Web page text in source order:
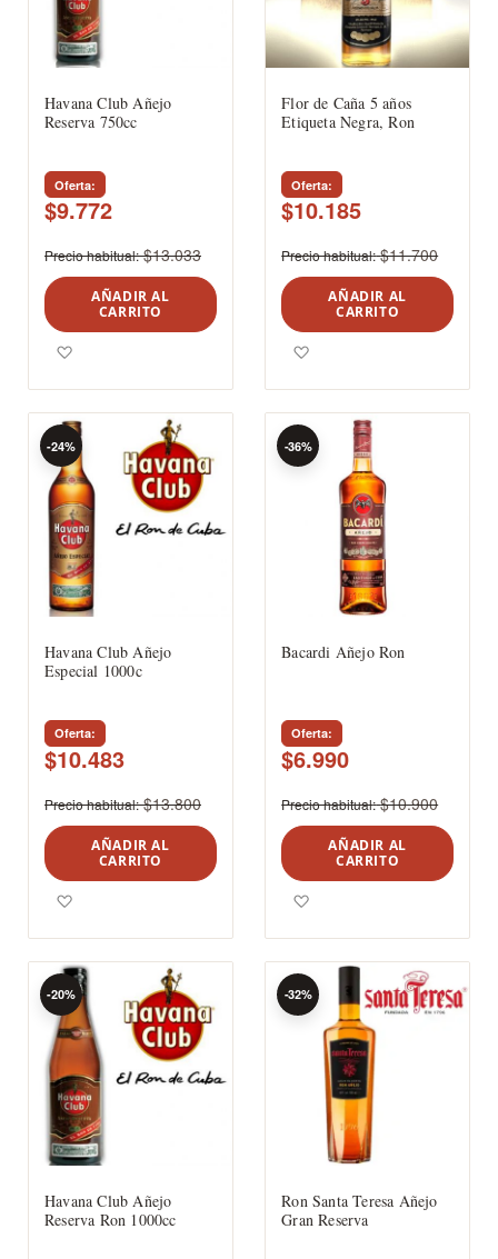
Havana Club Añejo
Reserva 750cc
Oferta
$9.772
Precio habitual $13.033
AÑADIR AL
CARRITO
Flor de Caña 5 años
Etiqueta Negra, Ron
Oferta
$10.185
Precio habitual $11.700
AÑADIR AL
CARRITO
Havana Club Añejo
Especial 1000c
Oferta
$10.483
-24%
Precio habitual $13.800
AÑADIR AL
CARRITO
Bacardi Añejo Ron
Oferta
$6.990
-36%
Precio habitual $10.900
AÑADIR AL
CARRITO
Havana Club Añejo
Reserva Ron 1000cc
-20%
Ron Santa Teresa Añejo
Gran Reserva
-32%